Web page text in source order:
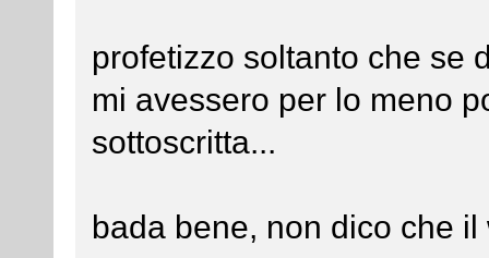
profetizzo soltanto che se
mi avessero per lo meno
sottoscritta...
bada bene, non dico che